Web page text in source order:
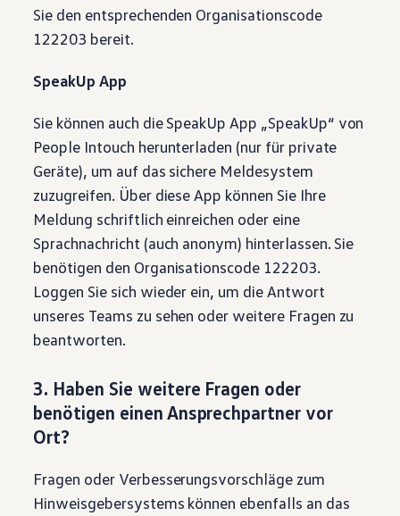
Sie den entsprechenden Organisationscode
122203 bereit.
SpeakUp App
Sie können auch die SpeakUp App „SpeakUp“ von
People Intouch herunterladen (nur für private
Geräte), um auf das sichere Meldesystem
zuzugreifen. Über diese App können Sie Ihre
Meldung schriftlich einreichen oder eine
Sprachnachricht (auch anonym) hinterlassen. Sie
benötigen den Organisationscode 122203.
Loggen Sie sich wieder ein, um die Antwort
unseres Teams zu sehen oder weitere Fragen zu
beantworten.
3. Haben Sie weitere Fragen oder
benötigen einen Ansprechpartner vor
Ort?
Fragen oder Verbesserungsvorschläge zum
Hinweisgebersystems können ebenfalls an das